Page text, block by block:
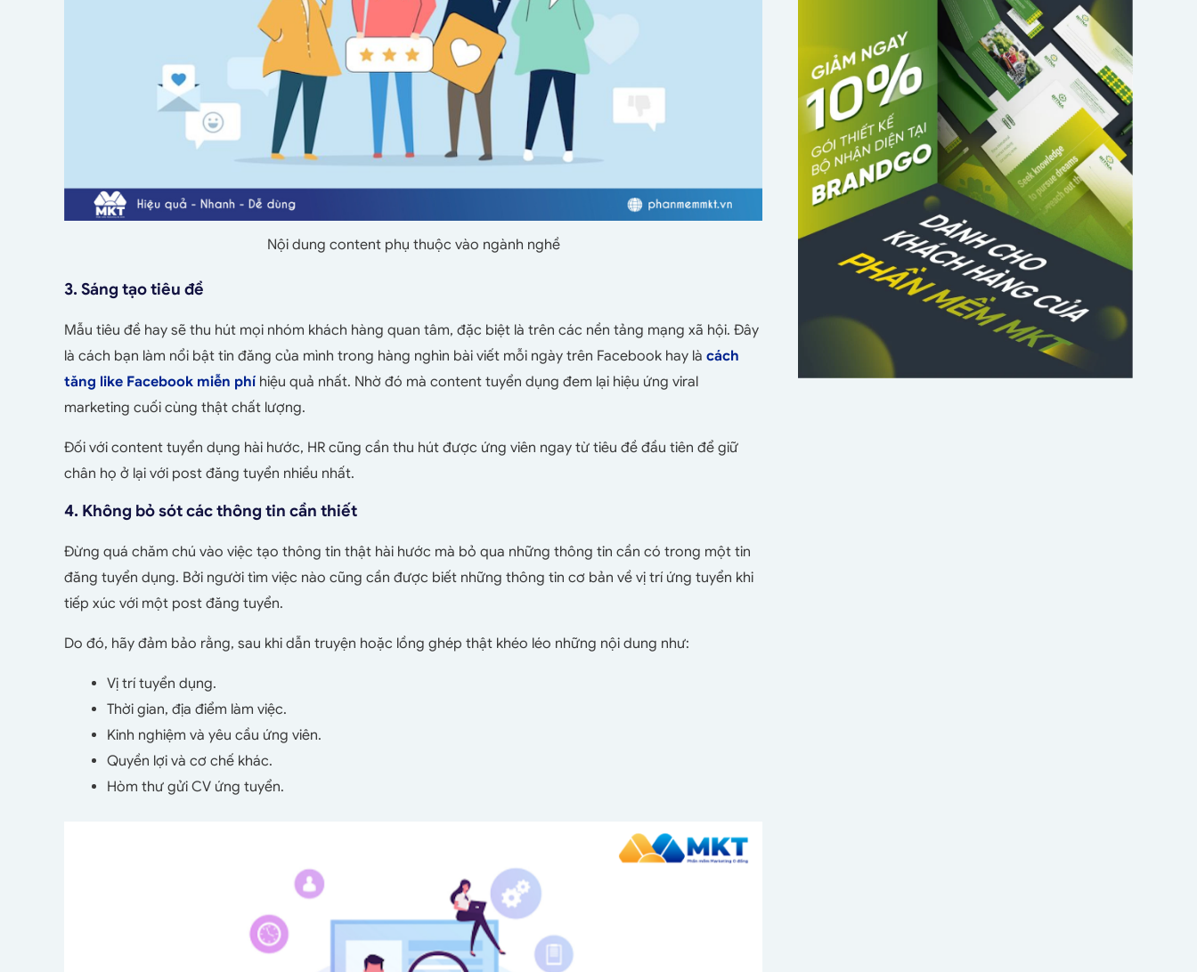
Nội dung content phụ thuộc vào ngành nghề
3. Sáng tạo tiêu đề
Mẫu tiêu đề hay sẽ thu hút mọi nhóm khách hàng quan tâm, đặc biệt là trên các nền tảng mạng xã hội. Đây
là cách bạn làm nổi bật tin đăng của mình trong hàng nghìn bài viết mỗi ngày trên Facebook hay là cách
tăng like Facebook miễn phí hiệu quả nhất. Nhờ đó mà content tuyển dụng đem lại hiệu ứng viral
marketing cuối cùng thật chất lượng.
Đối với content tuyển dụng hài hước, HR cũng cần thu hút được ứng viên ngay từ tiêu đề đầu tiên để giữ
chân họ ở lại với post đăng tuyển nhiều nhất.
4. Không bỏ sót các thông tin cần thiết
Đừng quá chăm chú vào việc tạo thông tin thật hài hước mà bỏ qua những thông tin cần có trong một tin
đăng tuyển dụng. Bởi người tìm việc nào cũng cần được biết những thông tin cơ bản về vị trí ứng tuyển khi
tiếp xúc với một post đăng tuyển.
Do đó, hãy đảm bảo rằng, sau khi dẫn truyện hoặc lồng ghép thật khéo léo những nội dung như:
Vị trí tuyển dụng.
Thời gian, địa điểm làm việc.
Kinh nghiệm và yêu cầu ứng viên.
Quyền lợi và cơ chế khác.
Hòm thư gửi CV ứng tuyển.